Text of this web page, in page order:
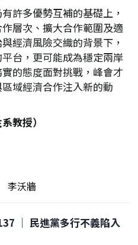
許多優勢互補的基礎上，
層次、擴大合作範圍及適
經濟風險交織的背景下，
台，更可能成為穩定兩岸
的態度面對挑戰，峰會才
域經濟合作注入新的動
教授）
李沃牆
│ 民進黨多行不義陷入